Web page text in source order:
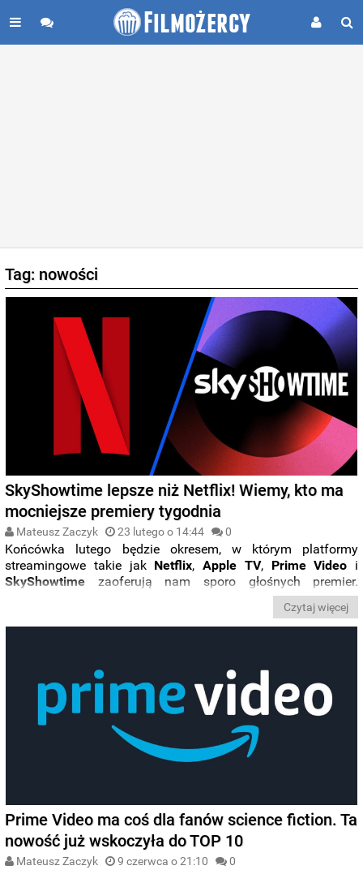
Tag: nowości
SkyShowtime lepsze niż Netflix! Wiemy, kto ma
mocniejsze premiery tygodnia
Mateusz Zaczyk 23 lutego o 14:44 0
Końcówka lutego będzie okresem, w którym platformy
streamingowe takie jak Netflix,Apple TV, Prime Video i
SkyShowtime zaoferują nam sporo głośnych premier.
w najbliższych
Czytaj więcej
Prime Video ma coś dla fanów science fiction. Ta
nowość już wskoczyła do TOP 10
Mateusz Zaczyk 9 czerwca o 21:10 0